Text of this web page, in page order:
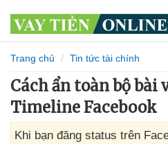
Trang chủ Tin tức tài chính
Cách ẩn toàn bộ bài
Timeline Facebook
Khi bạn đăng status trên